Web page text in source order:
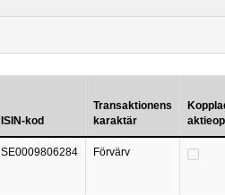
ISIN-kod
Transaktionens
karaktär
SE0009806284 Förvärv